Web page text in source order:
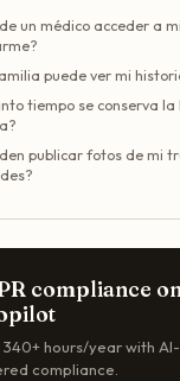
un médico acceder a
puede ver mi
tiempo se conserva
publicar fotos de mi
compliance on
340+ hours/year with AI-
compliance.